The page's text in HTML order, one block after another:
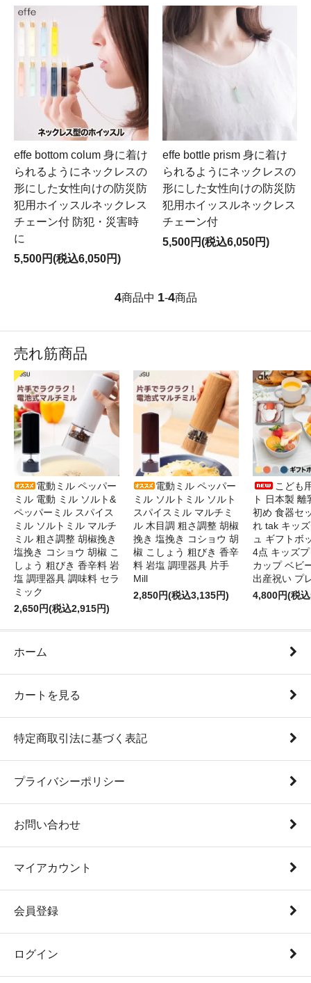
effe bottom colum 身に着け
られるようにネックレスの
形にした女性向けの防災防
犯用ホイッスルネックレス
チェーン付 防犯・災害時
に
5,500円(税込6,050円)
effe bottle prism 身に着け
られるようにネックレスの
形にした女性向けの防災防
犯用ホイッスルネックレス
チェーン付
5,500円(税込6,050円)
4商品中 1-4商品
売れ筋商品
電動ミル ペッパー
ミル 電動 ミル ソルト&
ペッパーミル スパイス
ミル ソルトミル マルチ
ミル 粗さ調整 胡椒挽き
塩挽き コショウ 胡椒 こ
しょう 粗びき 香辛料 岩
塩 調理器具 調味料 セラ
ミック
2,650円(税込2,915円)
電動ミル ペッパー
ミル ソルトミル ソルト
スパイスミル マルチミ
ル 木目調 粗さ調整 胡椒
挽き 塩挽き コショウ 胡
椒 こしょう 粗びき 香辛
料 岩塩 調理器具 片手
Mill
2,850円(税込3,135円)
こども
ト 日本製
初め 食器セ
れ tak キッ
ュ ギフトボ
4点 キッズ
カップ ベビ
出産祝い プ
4,800円(税
ホーム
カートを見る
特定商取引法に基づく表記
プライバシーポリシー
お問い合わせ
マイアカウント
会員登録
ログイン